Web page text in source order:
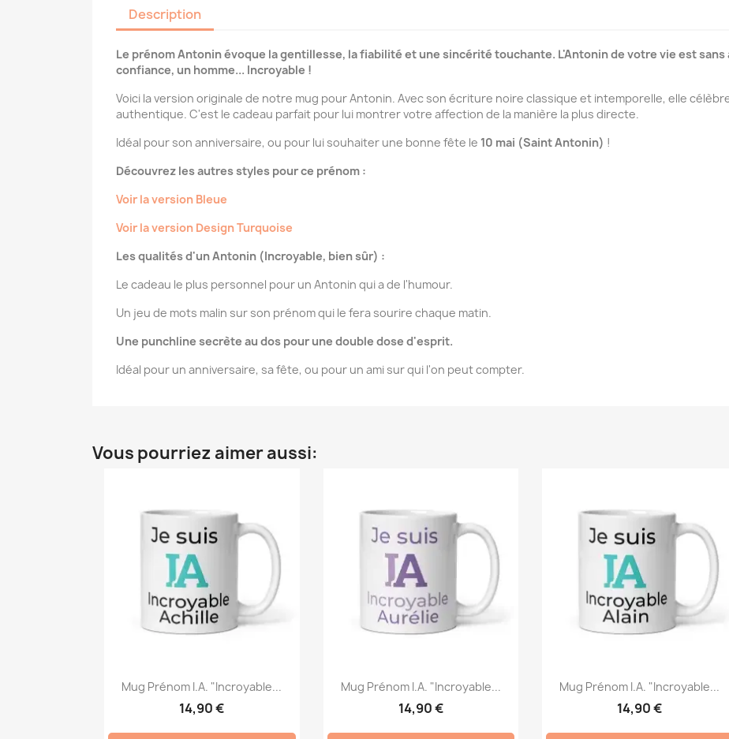
Description
Le prénom Antonin évoque la gentillesse, la fiabilité et une sincérité touchante. L'Antonin de votre vie est
confiance, un homme... Incroyable !
Voici la version originale de notre mug pour Antonin. Avec son écriture noire classique et intemporelle, elle
authentique. C'est le cadeau parfait pour lui montrer votre affection de la manière la plus directe.
Idéal pour son anniversaire, ou pour lui souhaiter une bonne fête le 10 mai (Saint Antonin) !
Découvrez les autres styles pour ce prénom :
Voir la version Bleue
Voir la version Design Turquoise
Les qualités d'un Antonin (Incroyable, bien sûr) :
Le cadeau le plus personnel pour un Antonin qui a de l'humour.
Un jeu de mots malin sur son prénom qui le fera sourire chaque matin.
Une punchline secrète au dos pour une double dose d'esprit.
Idéal pour un anniversaire, sa fête, ou pour un ami sur qui l'on peut compter.
Vous pourriez aimer aussi:
Mug Prénom I.A. "Incroyable...
14,90 €
Mug Prénom I.A. "Incroyable...
14,90 €
Mug Prénom I.A. "Incroyable...
14,90 €